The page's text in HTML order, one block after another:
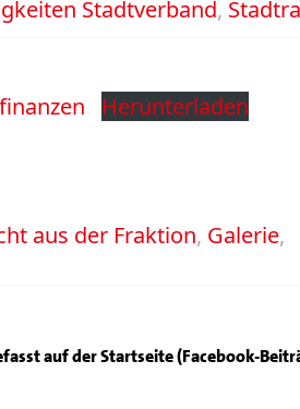
Stadtverband,
Herunterladen
aus der Fraktion, Galerie,
auf der Startseite (Facebook-